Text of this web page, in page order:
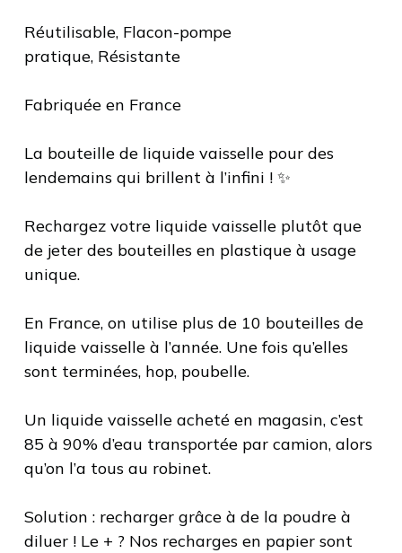
Réutilisable, Flacon-pompe
pratique, Résistante
Fabriquée en France
La bouteille de liquide vaisselle pour des
lendemains qui brillent à l’infini ! ✨
Rechargez votre liquide vaisselle plutôt que
de jeter des bouteilles en plastique à usage
unique.
En France, on utilise plus de 10 bouteilles de
liquide vaisselle à l’année. Une fois qu’elles
sont terminées, hop, poubelle.
Un liquide vaisselle acheté en magasin, c’est
85 à 90% d’eau transportée par camion, alors
qu’on l’a tous au robinet.
Solution : recharger grâce à de la poudre à
diluer ! Le + ? Nos recharges en papier sont